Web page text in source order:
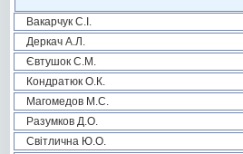
Вакарчук С.І.
Деркач А.Л.
Євтушок С.М.
Кондратюк О.К.
Магомедов М.С.
Разумков Д.О.
Світлична Ю.О.